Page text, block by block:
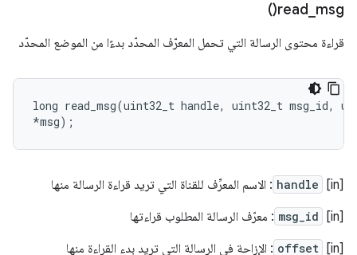
read_msg(
)
قراءة محتوى الرسالة التي تحمل المعرّف المحدّد بدءًا من الموضع المحدّد
long read_msg(uint32_t handle, uint32_t msg_id,
*msg);
‫[in]
handle : الاسم المعرِّف للقناة التي تريد قراءة الرسالة منها
[in]
msg_id : معرّف الرسالة المطلوب قراءتها
[in]
offset : الإزاحة في الرسالة التي تريد بدء القراءة منها